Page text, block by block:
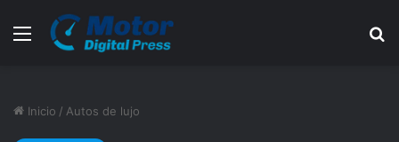
Menú
Inicio / Autos de lujo